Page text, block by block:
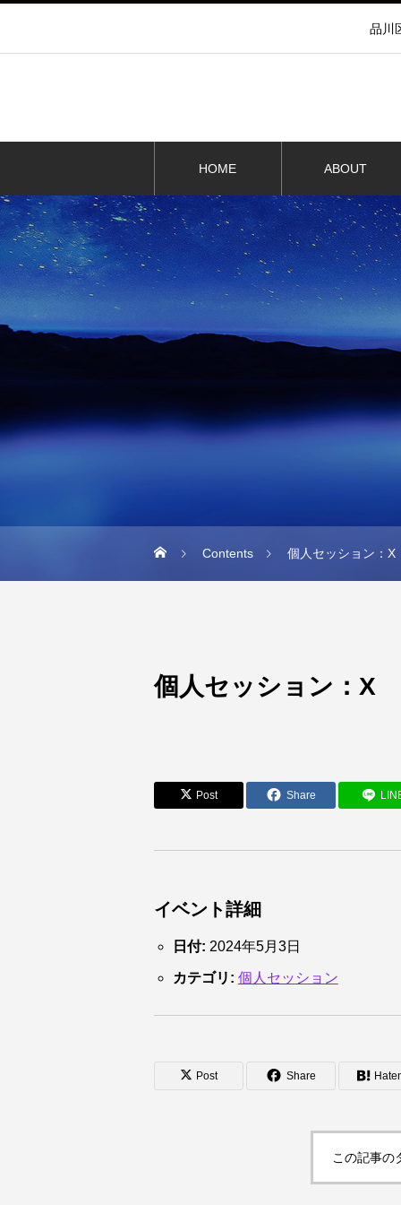
品川
HOME ABOUT
Contents 個人セッション：X
個人セッション：X
Post Share
イベント詳細
日付: 2024年5月3日
カテゴリ: 個人セッション
Post Share
この記事の